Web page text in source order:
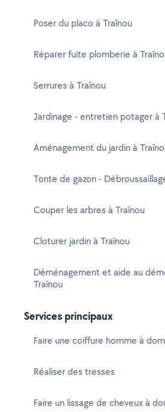
Poser du placo à Traînou
Réparer fuite plomberie à
Serrures à Traînou
Jardinage - entretien potager à
Aménagement du jardin à
Tonte de gazon -
Couper les arbres à Traînou
Cloturer jardin à Traînou
Déménagement et aide au
Traînou
Services principaux
Faire une coiffure homme à
Réaliser des tresses
Faire un lissage de cheveux à